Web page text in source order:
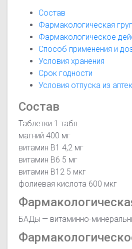
Состав
Фармакологическая
Фармакологическое
Способ применения и
Условия хранения
Срок годности
Условия отпуска из
Состав
Таблетки 1 табл:
магний 400 мг
витамин В1 4,2 мг
витамин В6 5 мг
витамин В12 5 мкг
фолиевая кислота 600 мкг
БАДы — витаминно-